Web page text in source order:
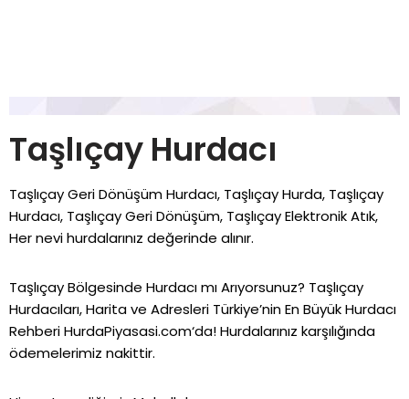
Taşlıçay Hurdacı
Taşlıçay Geri Dönüşüm Hurdacı, Taşlıçay Hurda, Taşlıçay
Hurdacı, Taşlıçay Geri Dönüşüm, Taşlıçay Elektronik Atık,
Her nevi hurdalarınız değerinde alınır.
Taşlıçay Bölgesinde Hurdacı mı Arıyorsunuz? Taşlıçay
Hurdacıları, Harita ve Adresleri Türkiye’nin En Büyük Hurdacı
RehberiHurdaPiyasasi.com‘da!Hurdalarınız karşılığında
ödemelerimiz nakittir.